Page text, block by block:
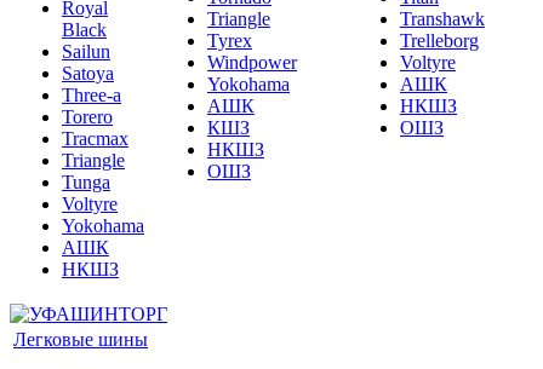
Royal
Black
Sailun
Satoya
Three-a
Torero
Tracmax
Triangle
Tunga
Voltyre
Yokohama
АШК
НКШЗ
Triangle
Tyrex
Windpower
Yokohama
АШК
КШЗ
НКШЗ
ОШЗ
Transhawk
Trelleborg
Voltyre
АШК
НКШЗ
ОШЗ
Легковые шины